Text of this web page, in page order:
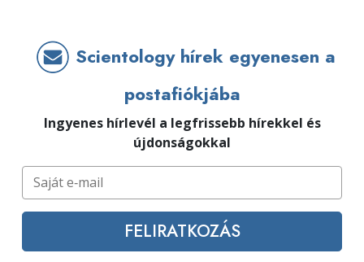
Scientology hírek egyenesen a
postafiókjába
Ingyenes hírlevél a legfrissebb hírekkel és
újdonságokkal
FELIRATKOZÁS